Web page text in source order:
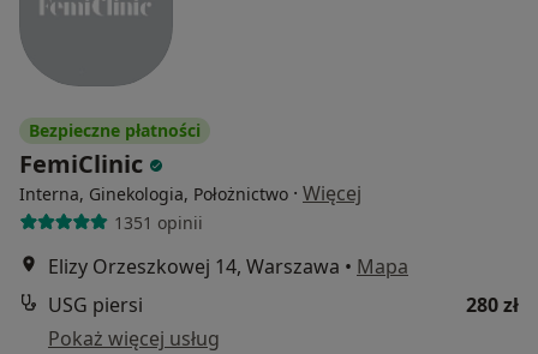
Bezpieczne płatności
FemiClinic
Interna, Ginekologia, Położnictwo · Więcej
1351 opinii
Elizy Orzeszkowej 14, Warszawa • Mapa
USG piersi
280 zł
Pokaż więcej usług